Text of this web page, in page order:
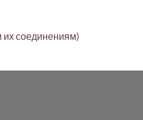
их соединениям)